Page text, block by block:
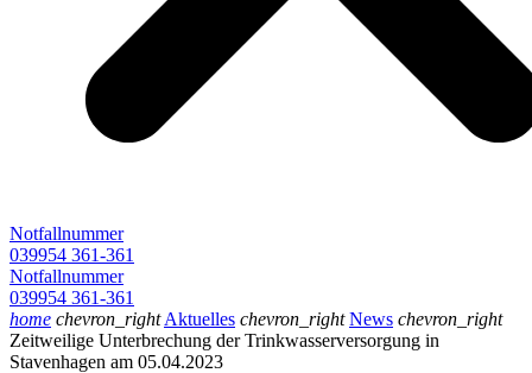
Notfallnummer
039954 361-361
Notfallnummer
039954 361-361
home chevron_right Aktuelles chevron_right News chevron_right
Zeitweilige Unterbrechung der Trinkwasserversorgung in
Stavenhagen am 05.04.2023